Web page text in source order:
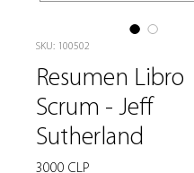
SKU: 100502
Resumen Libro
Scrum - Jeff
Sutherland
3000 CLP